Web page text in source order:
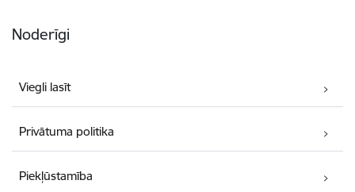
Noderīgi
Viegli lasīt
Privātuma politika
Piekļūstamība